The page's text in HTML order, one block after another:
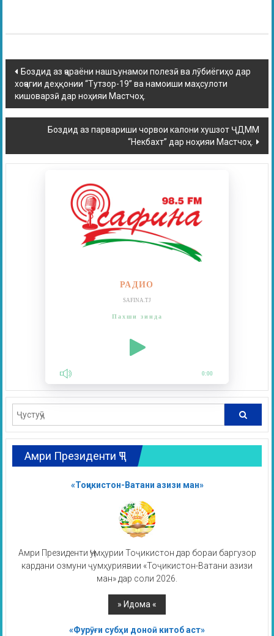
Боздид аз ҷараёни нашъунамои полезӣ ва лӯбиёгиҳо дар
хоҷагии деҳқонии “Тутзор-19” ва намоиши маҳсулоти
кишоварзӣ дар ноҳияи Мастчоҳ.
Боздид аз парвариши чорвои калони хушзот ҶДММ
“Некбахт” дар ноҳияи Мастчоҳ.
РАДИО
SAFINA.TJ
Пахши зинда
0:00
Амри Президенти ҶТ
«Тоҷикистон-Ватани азизи ман»
Амри Президенти Ҷумҳурии Тоҷикистон дар бораи баргузор
кардани озмуни ҷумҳуриявии «Тоҷикистон-Ватани азизи
ман» дар соли 2026.
«Фурӯғи субҳи доноӣ китоб аст»